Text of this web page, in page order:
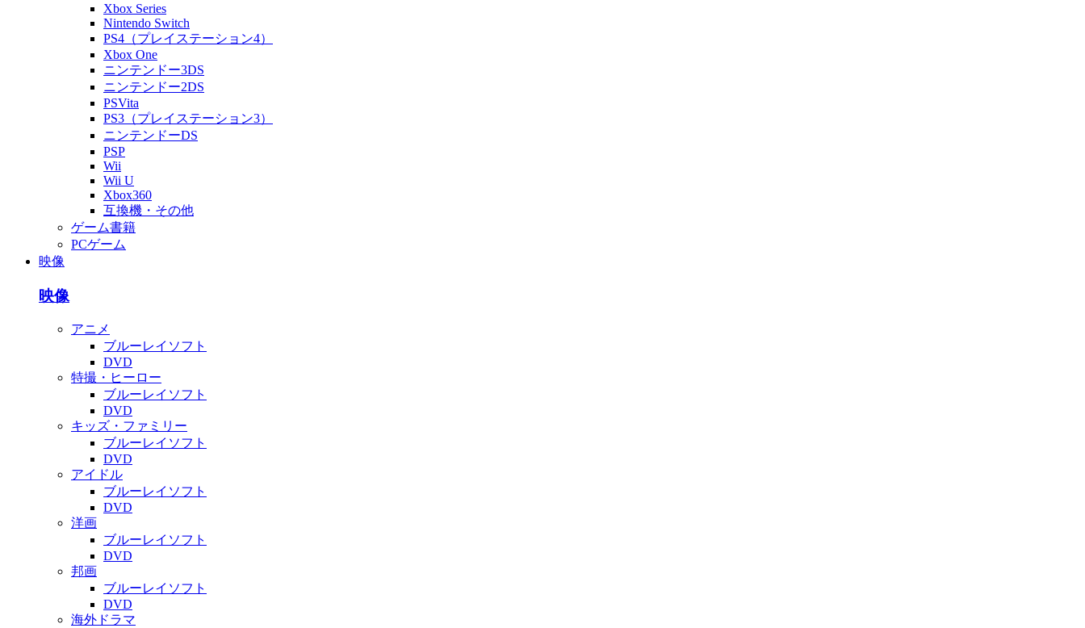
Xbox Series
Nintendo Switch
PS4（プレイステーション4）
Xbox One
ニンテンドー3DS
ニンテンドー2DS
PSVita
PS3（プレイステーション3）
ニンテンドーDS
PSP
Wii
Wii U
Xbox360
互換機・その他
ゲーム書籍
PCゲーム
映像
映像
アニメ
ブルーレイソフト
DVD
特撮・ヒーロー
ブルーレイソフト
DVD
キッズ・ファミリー
ブルーレイソフト
DVD
アイドル
ブルーレイソフト
DVD
洋画
ブルーレイソフト
DVD
邦画
ブルーレイソフト
DVD
海外ドラマ